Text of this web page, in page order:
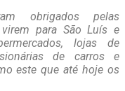
obrigados pelas
para São Luís e
lojas de
de carros e
este que até hoje os